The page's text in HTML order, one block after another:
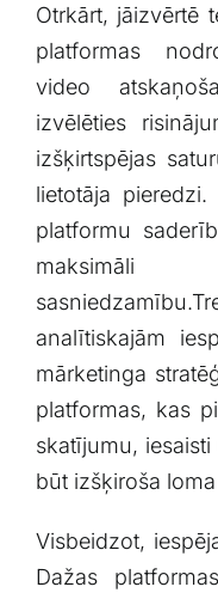
Otrkārt, jāizvērtē
platformas‍
video‌
izvēlēties
izšķirtspējas
lietotāja
platformu
analītiskajām
mārketinga
platformas, kas
skatījumu,
būt izšķiroša
Visbeidzot,
Dažas